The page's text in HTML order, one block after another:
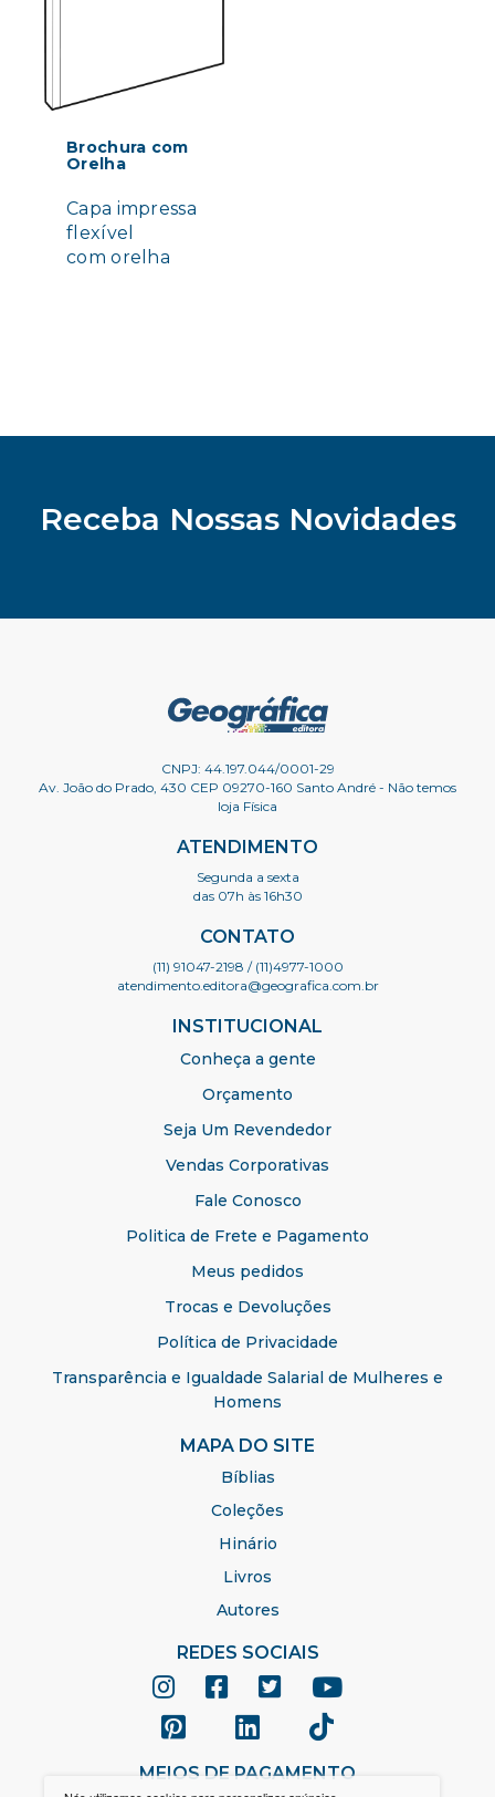
Brochura com
Orelha
Capa impressa
flexível
com orelha
Receba Nossas Novidades
CNPJ: 44.197.044/0001-29
Av. João do Prado, 430 CEP 09270-160 Santo André - Não temos
loja Física
ATENDIMENTO
Segunda a sexta
das 07h às 16h30
CONTATO
(11) 91047-2198 / (11)4977-1000
atendimento.editora@geografica.com.br
INSTITUCIONAL
Conheça a gente
Orçamento
Seja Um Revendedor
Vendas Corporativas
Fale Conosco
Politica de Frete e Pagamento
Meus pedidos
Trocas e Devoluções
Política de Privacidade
Transparência e Igualdade Salarial de Mulheres e
Homens
MAPA DO SITE
Bíblias
Coleções
Hinário
Livros
Autores
REDES SOCIAIS
MEIOS DE PAGAMENTO